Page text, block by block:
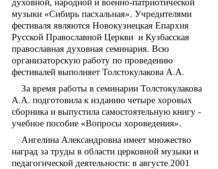
духовной, народной и военно-патриотической
музыки «Сибирь пасхальная». Учредителями
фестиваля являются Новокузнецкая Епархия
Русской Православной Церкви и Кузбасская
православная духовная семинария. Всю
организаторскую работу по проведению
фестивалей выполняет Толстокулакова А.А.
За время работы в семинарии Толстокулакова
А.А. подготовила к изданию четыре хоровых
сборника и выпустила самостоятельную книгу -
учебное пособие «Вопросы хороведения».
Ангелина Александровна имеет множество
наград за труды в области церковной музыки и
педагогической деятельности: в августе 2001